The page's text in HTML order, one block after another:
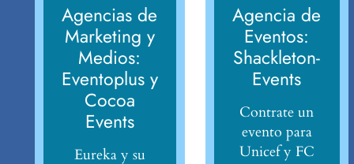
Agencias de
Marketing y
Medios:
Eventoplus y
Cocoa
Events
Eureka y su
Agencia de
Eventos:
Shackleton-
Events
Contrate un
evento para
Unicef y FC